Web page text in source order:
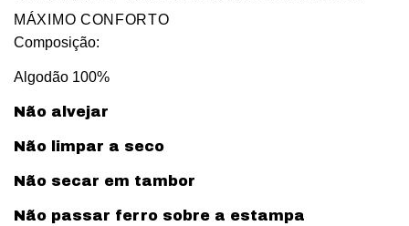
MÁXIMO CONFORTO
Composição:
Algodão 100%
Não alvejar
Não limpar a seco
Não secar em tambor
Não passar ferro sobre a estampa